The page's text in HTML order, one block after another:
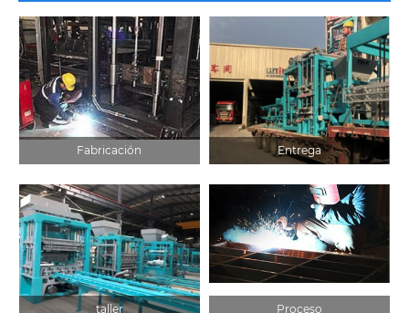
Fabricación Entrega
taller Proceso